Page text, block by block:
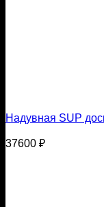
Надувная SUP
37600 ₽